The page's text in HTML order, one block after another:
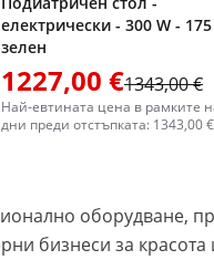
електрически - 300 W - 175
зелен
1227,00 €1343,00 €
Най-евтината цена в рамките
дни преди отстъпката: 1343,00 €
оборудване,
бизнеси за красота